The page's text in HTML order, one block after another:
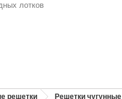
лотков
решетки Решетки чугунные